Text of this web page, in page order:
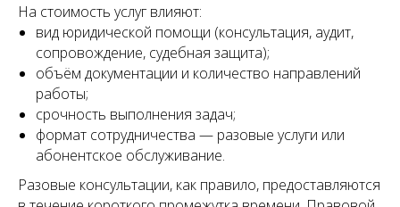
На стоимость услуг влияют:
вид юридической помощи (консультация, аудит,
сопровождение, судебная защита);
объём документации и количество направлений
работы;
срочность выполнения задач;
формат сотрудничества — разовые услуги или
абонентское обслуживание.
Разовые консультации, как правило, предоставляются